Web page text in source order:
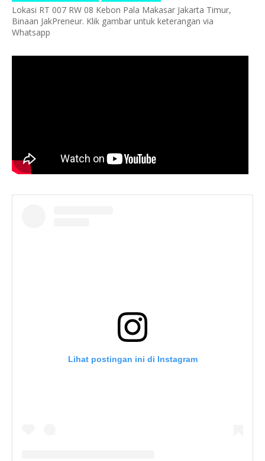
Lokasi RT 007 RW 08 Kebon Pala Makasar Jakarta Timur,
Binaan JakPreneur. Klik gambar untuk keterangan via
Whatsapp
Lihat postingan ini di Instagram